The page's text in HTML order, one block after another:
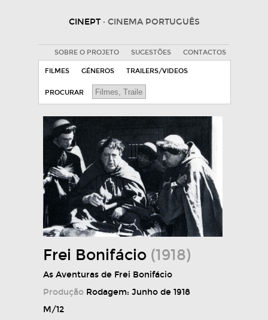
CINEPT · CINEMA PORTUGUÊS
SOBRE O PROJETO SUGESTÕES CONTACTOS
FILMES GÉNEROS TRAILERS/VIDEOS
PROCURAR
Frei Bonifácio (1918)
As Aventuras de Frei Bonifácio
Produção Rodagem: Junho de 1918
M/12